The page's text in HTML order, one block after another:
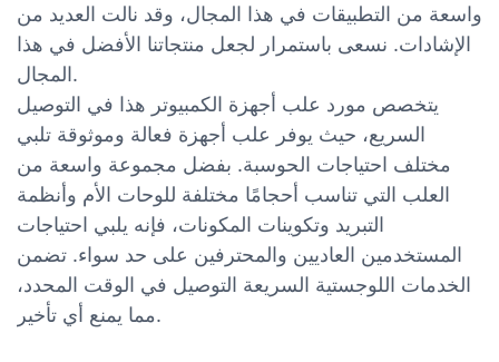
واسعة من التطبيقات في هذا المجال، وقد نالت العديد من
الإشادات. نسعى باستمرار لجعل منتجاتنا الأفضل في هذا
المجال.
يتخصص مورد علب أجهزة الكمبيوتر هذا في التوصيل
السريع، حيث يوفر علب أجهزة فعالة وموثوقة تلبي
مختلف احتياجات الحوسبة. بفضل مجموعة واسعة من
العلب التي تناسب أحجامًا مختلفة للوحات الأم وأنظمة
التبريد وتكوينات المكونات، فإنه يلبي احتياجات
المستخدمين العاديين والمحترفين على حد سواء. تضمن
الخدمات اللوجستية السريعة التوصيل في الوقت المحدد،
مما يمنع أي تأخير.